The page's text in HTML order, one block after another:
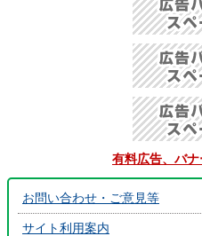
有料広告、バ
お問い合わせ・ご意見等
サイト利用案内